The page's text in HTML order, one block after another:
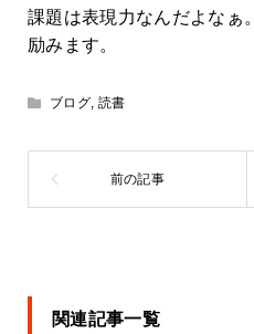
課題は表現力なんだよなぁ。
励みます。
ブログ, 読書
関連記事一覧